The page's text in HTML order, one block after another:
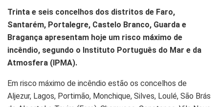
Trinta e seis concelhos dos distritos de Faro,
Santarém, Portalegre, Castelo Branco, Guarda e
Bragança apresentam hoje um risco máximo de
incêndio, segundo o Instituto Português do Mar e da
Atmosfera (IPMA).
Em risco máximo de incêndio estão os concelhos de
Aljezur, Lagos, Portimão, Monchique, Silves, Loulé, São Brás